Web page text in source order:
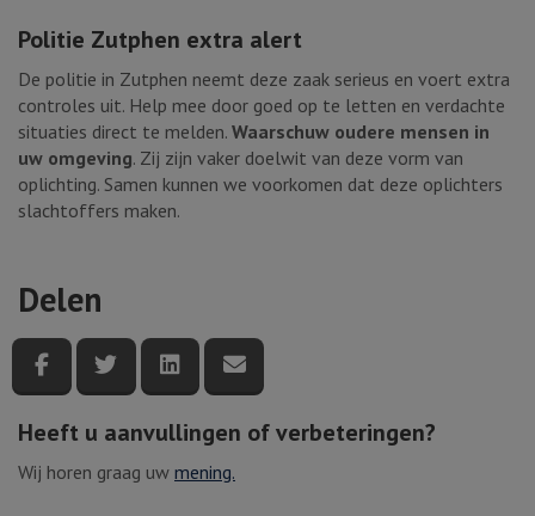
Politie Zutphen extra alert
De politie in Zutphen neemt deze zaak serieus en voert extra
controles uit. Help mee door goed op te letten en verdachte
situaties direct te melden. Waarschuw oudere mensen in
uw omgeving. Zij zijn vaker doelwit van deze vorm van
oplichting. Samen kunnen we voorkomen dat deze oplichters
slachtoffers maken.
Delen
Deel deze pagina via Facebook
Deel deze pagina via Twitter
Deel deze pagina via LinkedIn
Heeft u aanvullingen of verbeteringen?
Wij horen graag uw mening.